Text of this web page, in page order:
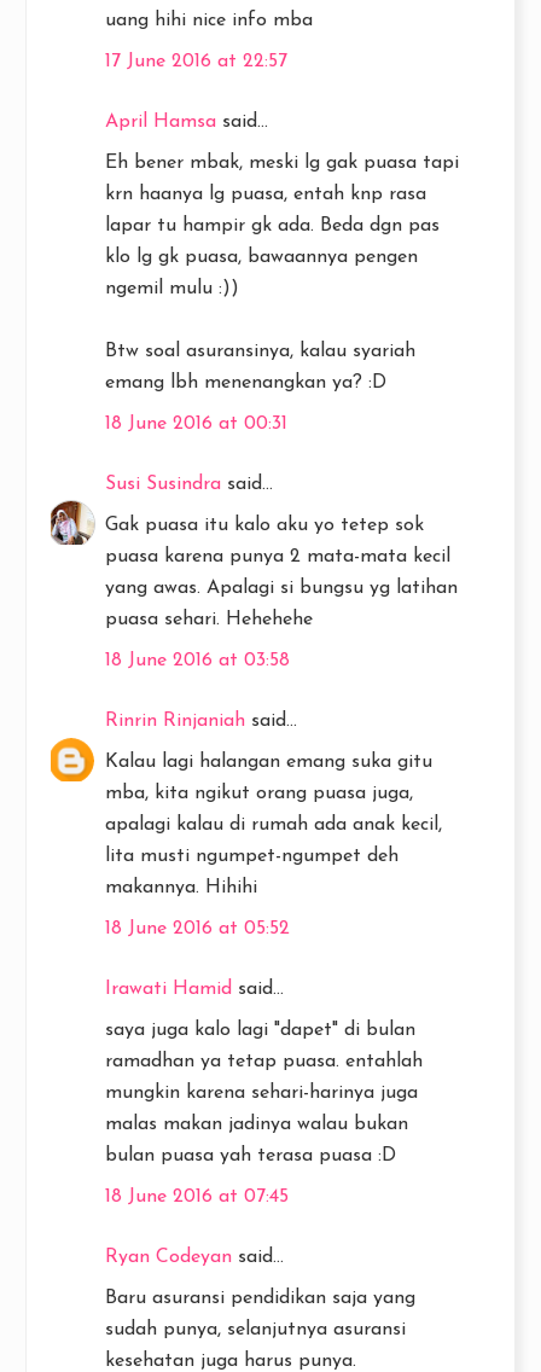
uang hihi nice info mba
17 June 2016 at 22:57
April Hamsa said...
Eh bener mbak, meski lg gak puasa tapi
krn haanya lg puasa, entah knp rasa
lapar tu hampir gk ada. Beda dgn pas
klo lg gk puasa, bawaannya pengen
ngemil mulu :))
Btw soal asuransinya, kalau syariah
emang lbh menenangkan ya? :D
18 June 2016 at 00:31
Susi Susindra said...
Gak puasa itu kalo aku yo tetep sok
puasa karena punya 2 mata-mata kecil
yang awas. Apalagi si bungsu yg latihan
puasa sehari. Hehehehe
18 June 2016 at 03:58
Rinrin Rinjaniah said...
Kalau lagi halangan emang suka gitu
mba, kita ngikut orang puasa juga,
apalagi kalau di rumah ada anak kecil,
lita musti ngumpet-ngumpet deh
makannya. Hihihi
18 June 2016 at 05:52
Irawati Hamid said...
saya juga kalo lagi "dapet" di bulan
ramadhan ya tetap puasa. entahlah
mungkin karena sehari-harinya juga
malas makan jadinya walau bukan
bulan puasa yah terasa puasa :D
18 June 2016 at 07:45
Ryan Codeyan said...
Baru asuransi pendidikan saja yang
sudah punya, selanjutnya asuransi
kesehatan juga harus punya.